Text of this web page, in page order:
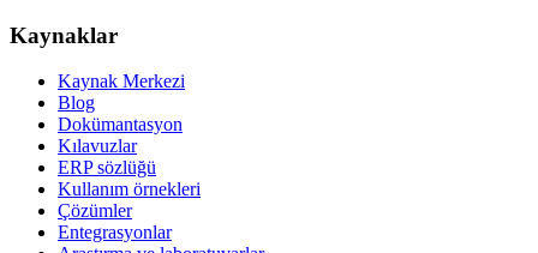
Kaynaklar
Kaynak Merkezi
Blog
Dokümantasyon
Kılavuzlar
ERP sözlüğü
Kullanım örnekleri
Çözümler
Entegrasyonlar